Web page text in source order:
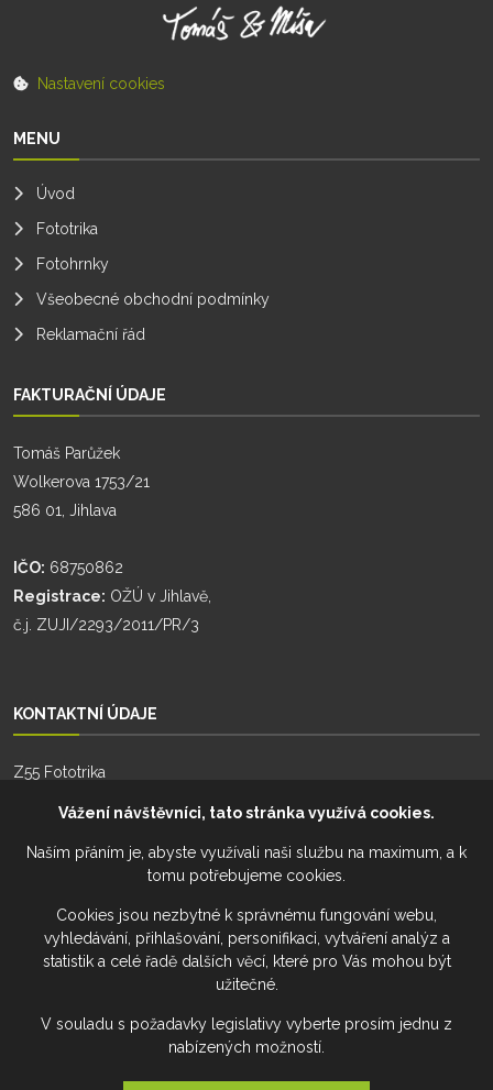
Nastavení cookies
MENU
Úvod
Fototrika
Fotohrnky
Všeobecné obchodní podmínky
Reklamační řád
FAKTURAČNÍ ÚDAJE
Tomáš Parůžek
Wolkerova 1753/21
586 01, Jihlava
IČO: 68750862
Registrace: OŽÚ v Jihlavě,
č.j. ZUJI/2293/2011/PR/3
KONTAKTNÍ ÚDAJE
Z55 Fototrika
+420 777 274 701
Telefon:+420 777 228 941
Email:fototrika@z55.cz
Vážení návštěvníci, tato stránka využívá cookies.
Naším přáním je, abyste využívali naši službu na maximum, a k
tomu potřebujeme cookies.
Cookies jsou nezbytné k správnému fungování webu,
vyhledávání, přihlašování, personifikaci, vytváření analýz a
statistik a celé řadě dalších věcí, které pro Vás mohou být
užitečné.
V souladu s požadavky legislativy vyberte prosím jednu z
nabízených možností.